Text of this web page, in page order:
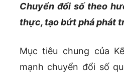
Chuyển đổi số theo
thực, tạo bứt phá phát
Mục tiêu chung của
mạnh chuyển đổi số